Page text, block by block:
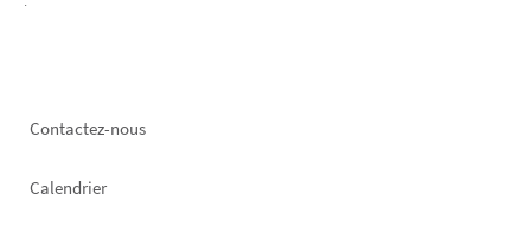
Footer
Contactez-nous
Calendrier